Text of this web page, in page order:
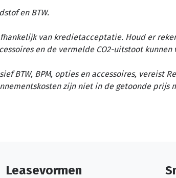
en BTW.
van kredietacceptatie. Houd er
en de vermelde CO2-uitstoot kunnen
BTW, BPM, opties en accessoires, vereist
zijn niet in de getoonde prijs
Leasevormen